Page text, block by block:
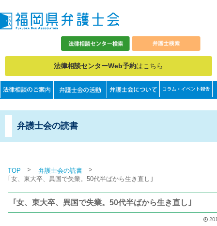
法律相談センターWeb予約はこちら
弁護士会の読書
TOP > 弁護士会の読書 >
｢女、東大卒、異国で失業。50代半ばから生き直し｣
｢女、東大卒、異国で失業。50代半ばから生き直し｣